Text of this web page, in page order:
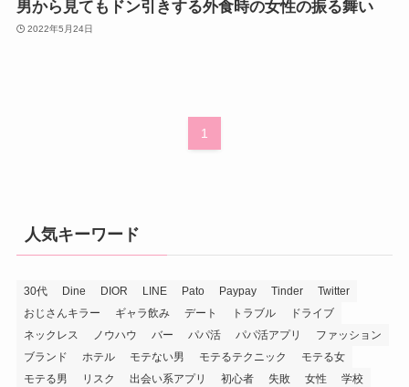
男から見てもドン引きする外食時の女性の振る舞い
2022年5月24日
1
人気キーワード
30代 Dine DIOR LINE Pato Paypay Tinder
Twitter
おじさんキラー
ギャラ飲み デート トラブル
ドライブ
ネックレス
ノウハウ バー パパ活 パパ活アプリ
ファッション
ブランド
ホテル モテない男 モテるテクニック
モテる女
モテる男
リスク 出会い系アプリ 初心者 失敗 女性
学校